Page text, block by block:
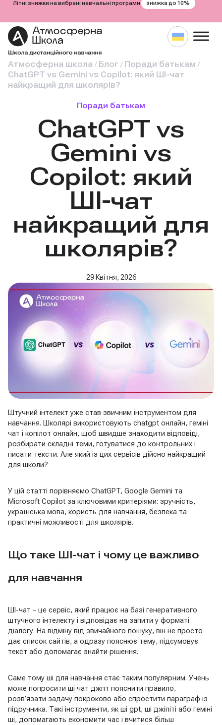
Літні знижки на вибрані навчальні програми знижка до 10%
Атмосферна школа / Блог / Поради батькам /
ChatGPT vs Gemini vs Copilot: який ШІ-чат
найкращий для школярів?
Поради батькам
ChatGPT vs
Gemini vs
Copilot: який
ШІ-чат
найкращий для
школярів?
29 Квітня, 2026
Штучний інтелект уже став звичним інструментом для
навчання. Школярі використовують chatgpt онлайн, геміні
чат і копілот онлайн, щоб швидше знаходити відповіді,
розбирати складні теми, готуватися до контрольних і
писати тексти. Але який із цих сервісів дійсно найкращий
для школи?
У цій статті порівняємо ChatGPT, Google Gemini та
Microsoft Copilot за ключовими критеріями: зручність,
українська мова, користь для навчання, безпека та
практичні можливості для школярів.
Що таке ШІ-чат і чому це важливо
для навчання
ШІ-чат – це сервіс, який працює на базі генеративного
штучного інтелекту і відповідає на запити у форматі
діалогу. На відміну від звичайного пошуку, він не просто
дає список сайтів, а одразу пояснює тему, підсумовує
текст або допомагає знайти рішення.
Саме тому ші для навчання стає таким популярним. Учень
може попросити ші чат джпт пояснити правило,
розв’язати задачу покроково або спростити параграф із
підручника. Такі інструменти, як ші gpt, ші джіпіті або геміні
ші, допомагають економити час і вчитися більш